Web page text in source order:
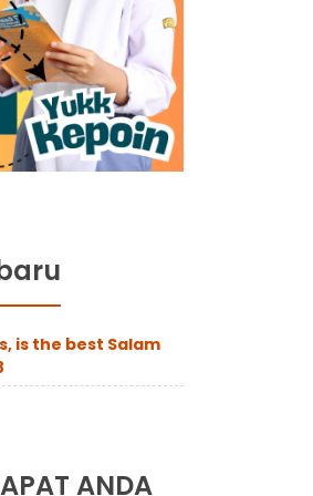
is the best Salam
ANDA